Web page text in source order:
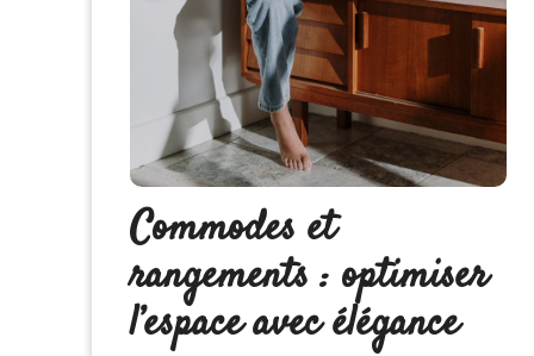
Commodes et
rangements : optimiser
l’espace avec élégance